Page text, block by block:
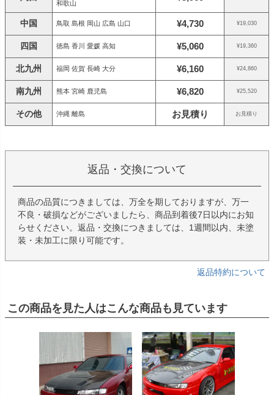
和歌山
中国 鳥取 島根 岡山 広島 山口 ¥4,730 ¥19,030
四国 徳島 香川 愛媛 高知 ¥5,060 ¥19,360
北九州 福岡 佐賀 長崎 大分 ¥6,160 ¥24,860
南九州 熊本 宮崎 鹿児島 ¥6,820 ¥25,520
その他 沖縄 離島 お見積り お見積り
返品・交換について
商品の品質につきましては、万全を期しておりますが、万一
不良・破損などがございましたら、商品到着後7日以内にお知
らせください。返品・交換につきましては、1週間以内、未塗
装・未加工に限り可能です。
返品特約について
この商品を見た人はこんな商品も見ています